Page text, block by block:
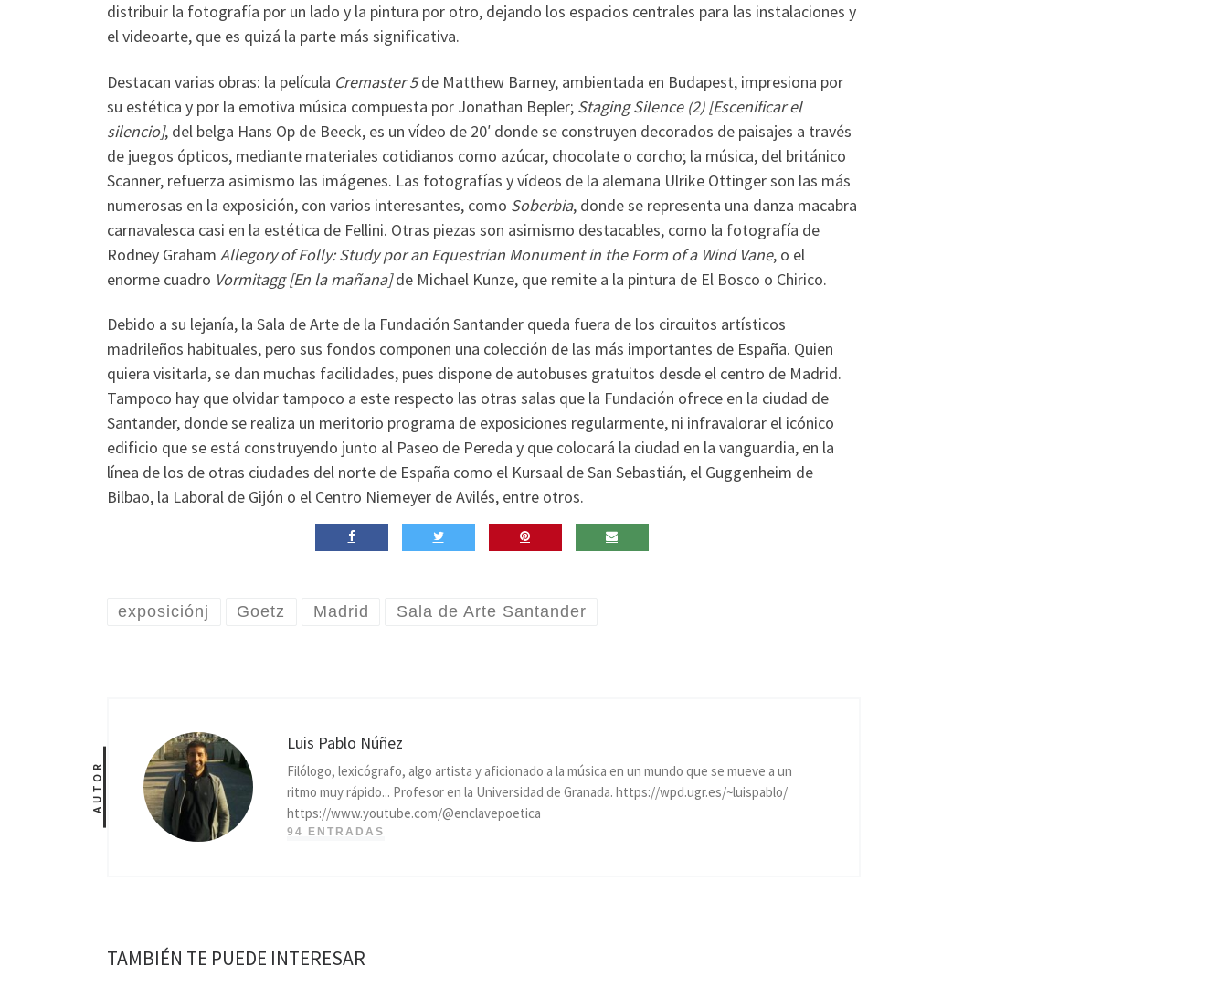
distribuir la fotografía por un lado y la pintura por otro, dejando los espacios centrales para las instalaciones y
el videoarte, que es quizá la parte más significativa.
Destacan varias obras: la película Cremaster 5de Matthew Barney, ambientada en Budapest, impresiona por
su estética y por la emotiva música compuesta por Jonathan Bepler; Staging Silence (2) [Escenificar el
silencio], del belga Hans Op de Beeck, es un vídeo de 20′ donde se construyen decorados de paisajes a través
de juegos ópticos, mediante materiales cotidianos como azúcar, chocolate o corcho; la música, del británico
Scanner, refuerza asimismo las imágenes. Las fotografías y vídeos de la alemana Ulrike Ottinger son las más
numerosas en la exposición, con varios interesantes, como Soberbia, donde se representa una danza macabra
carnavalesca casi en la estética de Fellini. Otras piezas son asimismo destacables, como la fotografía de
Rodney Graham Allegory of Folly: Study por an Equestrian Monument in the Form of a Wind Vane, o el
enorme cuadro Vormitagg [En la mañana]de Michael Kunze, que remite a la pintura de El Bosco o Chirico.
Debido a su lejanía, la Sala de Arte de la Fundación Santander queda fuera de los circuitos artísticos
madrileños habituales, pero sus fondos componen una colección de las más importantes de España. Quien
quiera visitarla, se dan muchas facilidades, pues dispone de autobuses gratuitos desde el centro de Madrid.
Tampoco hay que olvidar tampoco a este respecto las otras salas que la Fundación ofrece en la ciudad de
Santander, donde se realiza un meritorio programa de exposiciones regularmente, ni infravalorar el icónico
edificio que se está construyendo junto al Paseo de Pereda y que colocará la ciudad en la vanguardia, en la
línea de los de otras ciudades del norte de España como el Kursaal de San Sebastián, el Guggenheim de
Bilbao, la Laboral de Gijón o el Centro Niemeyer de Avilés, entre otros.
exposiciónj Goetz Madrid Sala de Arte Santander
AUTOR
Luis Pablo Núñez
Filólogo, lexicógrafo, algo artista y aficionado a la música en un mundo que se mueve a un
ritmo muy rápido... Profesor en la Universidad de Granada. https://wpd.ugr.es/~luispablo/
https://www.youtube.com/@enclavepoetica
94 ENTRADAS
TAMBIÉN TE PUEDE INTERESAR